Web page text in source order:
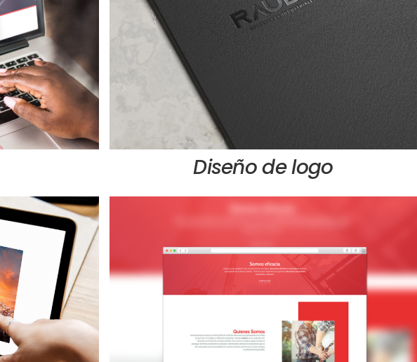
Diseño de logo